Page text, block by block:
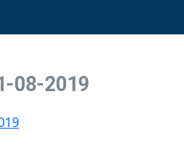
08-2019